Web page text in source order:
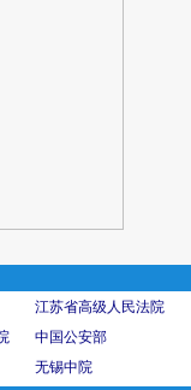
江苏省高级人民法院
中国公安部
无锡中院